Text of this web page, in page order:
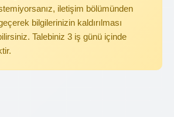
iletişim bölümünden
bilgilerinizin kaldırılması
Talebiniz 3 iş günü içinde